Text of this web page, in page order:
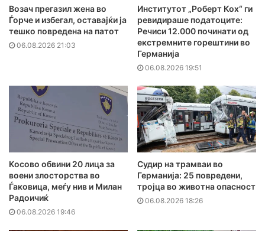
Возач прегазил жена во
Ѓорче и избегал, оставајќи ја
тешко повредена на патот
06.08.2026 21:03
Институтот „Роберт Кох“ ги
ревидираше податоците:
Речиси 12.000 починати од
екстремните горештини во
Германија
06.08.2026 19:51
Косово обвини 20 лица за
воени злосторства во
Ѓаковица, меѓу нив и Милан
Радоичиќ
06.08.2026 19:46
Судир на трамваи во
Германија: 25 повредени,
тројца во животна опасност
06.08.2026 18:26